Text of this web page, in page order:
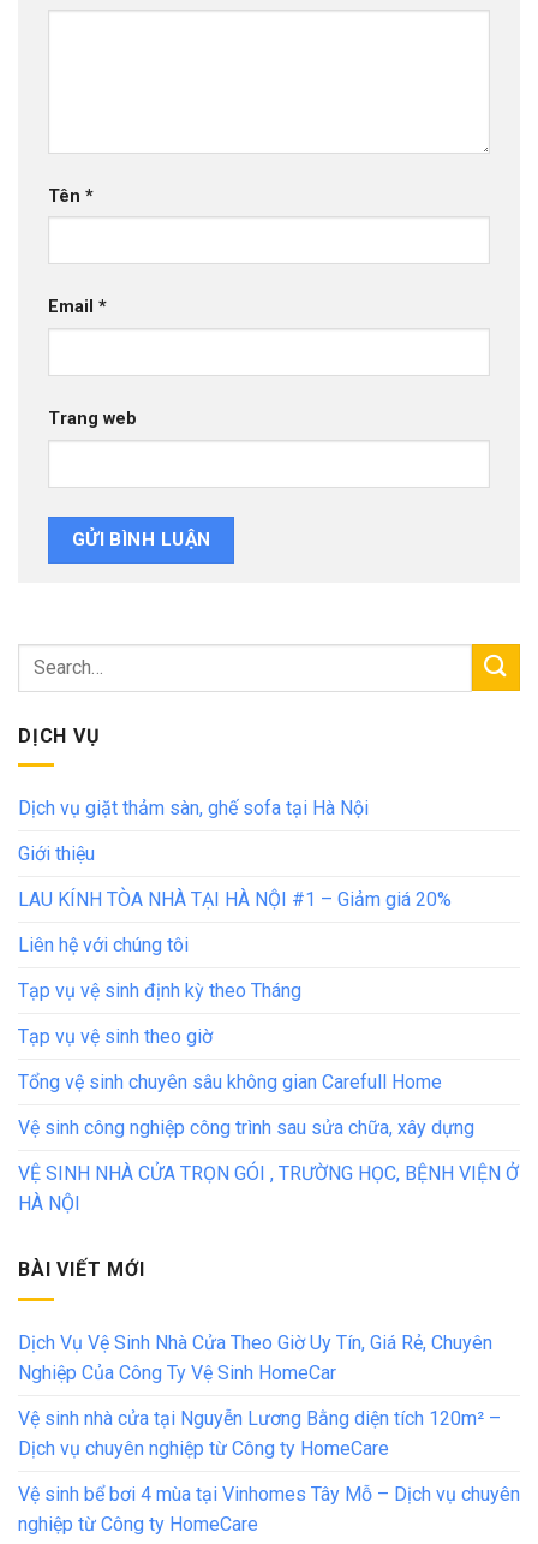
Tên *
Email *
Trang web
DỊCH VỤ
Dịch vụ giặt thảm sàn, ghế sofa tại Hà Nội
Giới thiệu
LAU KÍNH TÒA NHÀ TẠI HÀ NỘI #1 – Giảm giá 20%
Liên hệ với chúng tôi
Tạp vụ vệ sinh định kỳ theo Tháng
Tạp vụ vệ sinh theo giờ
Tổng vệ sinh chuyên sâu không gian Carefull Home
Vệ sinh công nghiệp công trình sau sửa chữa, xây dựng
VỆ SINH NHÀ CỬA TRỌN GÓI , TRƯỜNG HỌC, BỆNH VIỆN Ở
HÀ NỘI
BÀI VIẾT MỚI
Dịch Vụ Vệ Sinh Nhà Cửa Theo Giờ Uy Tín, Giá Rẻ, Chuyên
Nghiệp Của Công Ty Vệ Sinh HomeCar
Vệ sinh nhà cửa tại Nguyễn Lương Bằng diện tích 120m² –
Dịch vụ chuyên nghiệp từ Công ty HomeCare
Vệ sinh bể bơi 4 mùa tại Vinhomes Tây Mỗ – Dịch vụ chuyên
nghiệp từ Công ty HomeCare